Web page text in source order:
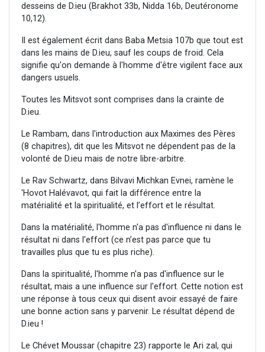
desseins de D.ieu (Brakhot 33b, Nidda 16b, Deutéronome
10,12).
Il est également écrit dans Baba Metsia 107b que tout est
dans les mains de D.ieu, sauf les coups de froid. Cela
signifie qu'on demande à l'homme d'être vigilent face aux
dangers usuels.
Toutes les Mitsvot sont comprises dans la crainte de
D.ieu.
Le Rambam, dans l'introduction aux Maximes des Pères
(8 chapitres), dit que les Mitsvot ne dépendent pas de la
volonté de D.ieu mais de notre libre-arbitre.
Le Rav Schwartz, dans Bilvavi Michkan Evnei, ramène le
'Hovot Halévavot, qui fait la différence entre la
matérialité et la spiritualité, et l’effort et le résultat.
Dans la matérialité, l'homme n'a pas d'influence ni dans le
résultat ni dans l'effort (ce n’est pas parce que tu
travailles plus que tu es plus riche).
Dans la spiritualité, l'homme n'a pas d'influence sur le
résultat, mais a une influence sur l'effort. Cette notion est
une réponse à tous ceux qui disent avoir essayé de faire
une bonne action sans y parvenir. Le résultat dépend de
D.ieu !
Le Chévet Moussar (chapitre 23) rapporte le Ari zal, qui